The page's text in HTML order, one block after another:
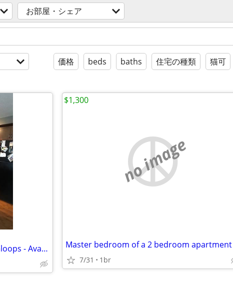
お部屋・シェア
価格 beds baths 住宅の種類 猫可
Furnished room + Parking in Kamloops - Available July 1
no image
7/31 1br
$1,300